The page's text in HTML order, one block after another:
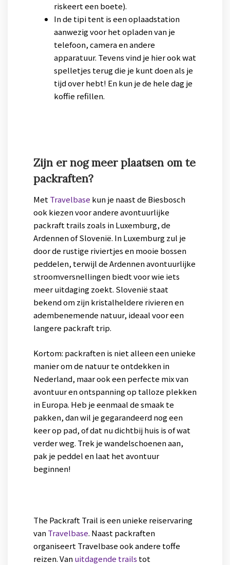
riskeert een boete).
In de tipi tent is een oplaadstation
aanwezig voor het opladen van je
telefoon, camera en andere
apparatuur. Tevens vind je hier ook wat
spelletjes terug die je kunt doen als je
tijd over hebt! En kun je de hele dag je
koffie refillen.
Zijn er nog meer plaatsen om te
packraften?
Met Travelbase kun je naast de Biesbosch
ook kiezen voor andere avontuurlijke
packraft trails zoals in Luxemburg, de
Ardennen of Slovenië. In Luxemburg zul je
door de rustige riviertjes en mooie bossen
peddelen, terwijl de Ardennen avontuurlijke
stroomversnellingen biedt voor wie iets
meer uitdaging zoekt. Slovenië staat
bekend om zijn kristalheldere rivieren en
adembenemende natuur, ideaal voor een
langere packraft trip.
Kortom: packraften is niet alleen een unieke
manier om de natuur te ontdekken in
Nederland, maar ook een perfecte mix van
avontuur en ontspanning op talloze plekken
in Europa. Heb je eenmaal de smaak te
pakken, dan wil je gegarandeerd nog een
keer op pad, of dat nu dichtbij huis is of wat
verder weg. Trek je wandelschoenen aan,
pak je peddel en laat het avontuur
beginnen!
The Packraft Trail is een unieke reiservaring
vanTravelbase. Naast packraften
organiseert Travelbase ook andere toffe
reizen. Vanuitdagende trails tot